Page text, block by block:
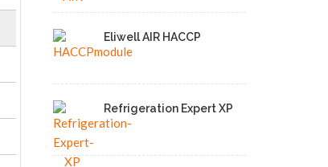
Eliwell AIR HACCP
Refrigeration Expert XP